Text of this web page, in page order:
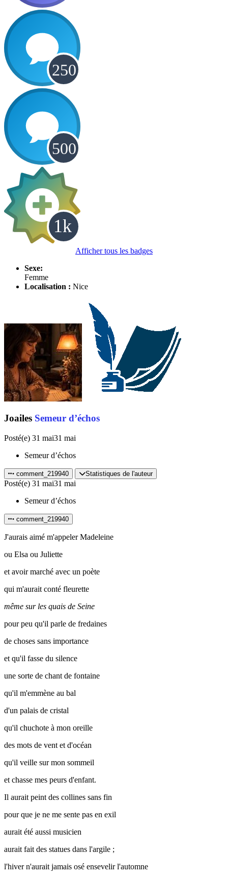
Afficher tous les badges
Sexe:
Femme
Localisation : Nice
Joailes Semeur d’échos
Posté(e) 31 mai31 mai
Semeur d’échos
comment_219940 Statistiques de l'auteur
Posté(e) 31 mai31 mai
Semeur d’échos
comment_219940
J'aurais aimé m'appeler Madeleine
ou Elsa ou Juliette
et avoir marché avec un poète
qui m'aurait conté fleurette
même sur les quais de Seine
pour peu qu'il parle de fredaines
de choses sans importance
et qu'il fasse du silence
une sorte de chant de fontaine
qu'il m'emmène au bal
d'un palais de cristal
qu'il chuchote à mon oreille
des mots de vent et d'océan
qu'il veille sur mon sommeil
et chasse mes peurs d'enfant.
Il aurait peint des collines sans fin
pour que je ne me sente pas en exil
aurait été aussi musicien
aurait fait des statues dans l'argile ;
l'hiver n'aurait jamais osé ensevelir l'automne